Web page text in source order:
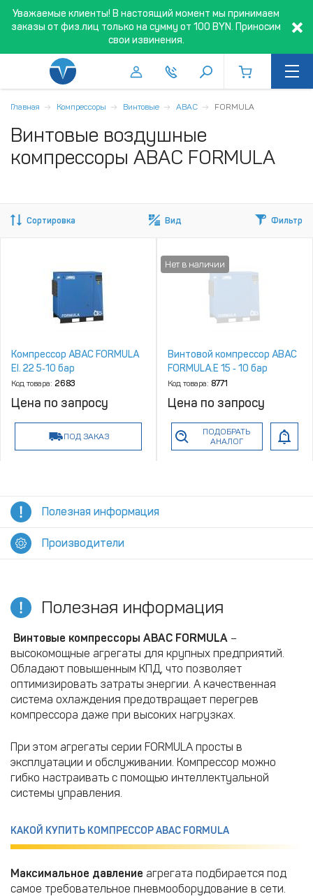
Уважаемые клиенты! В настоящий момент мы принимаем
заказы от физ.лиц только на сумму от 100 BYN. Приносим
свои извинения.
Главная Компрессоры Винтовые ABAC FORMULA
Винтовые воздушные
компрессоры ABAC FORMULA
Сортировка Вид Фильтр
Компрессор ABAC FORMULA
EI. 22 5‑10 бар
Код товара: 2683
Цена по запросу
ПОД ЗАКАЗ
Винтовой компрессор ABAC
FORMULA.E 15 ‑ 10 бар
Код товара: 8771
Цена по запросу
ПОДОБРАТЬ
АНАЛОГ
Полезная информация
Производители
Полезная информация
Винтовые компрессоры ABAC FORMULA –
высокомощные агрегаты для крупных предприятий.
Обладают повышенным КПД, что позволяет
оптимизировать затраты энергии. А качественная
система охлаждения предотвращает перегрев
компрессора даже при высоких нагрузках.
При этом агрегаты серии FORMULA просты в
эксплуатации и обслуживании. Компрессор можно
гибко настраивать с помощью интеллектуальной
системы управления.
КАКОЙ КУПИТЬ КОМПРЕССОР ABAC FORMULA
Максимальное давление агрегата подбирается под
самое требовательное пневмооборудование в сети.